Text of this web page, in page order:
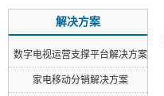
解决方案
数字电视运营支撑平台解决方案
家电移动分销解决方案